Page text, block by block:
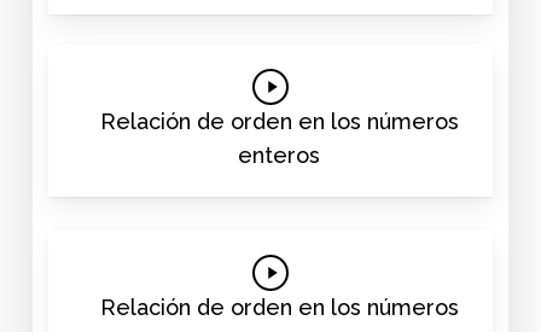
Play
Video
Relación de orden en los números
enteros
Play
Video
Relación de orden en los números